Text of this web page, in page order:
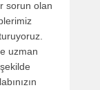
sorun olan
uzman